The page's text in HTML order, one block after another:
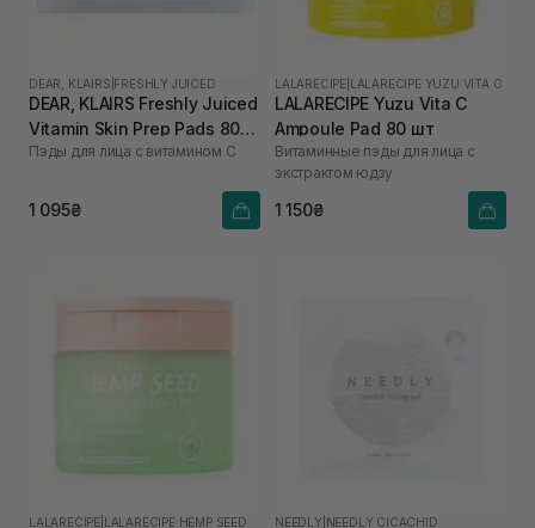
DEAR, KLAIRS FRESHLY JUICED
DEAR, KLAIRS Freshly Juiced
Vitamin Skin Prep Pads 80
шт
Пэды для лица с витамином C
1 095₴
LALARECIPE LALARECIPE YUZU VITA C
LALARECIPE Yuzu Vita C
Ampoule Pad 80 шт
Витаминные пэды для лица с
экстрактом юдзу
1 150₴
LALARECIPE LALARECIPE HEMP SEED NEEDLY NEEDLY CICACHID